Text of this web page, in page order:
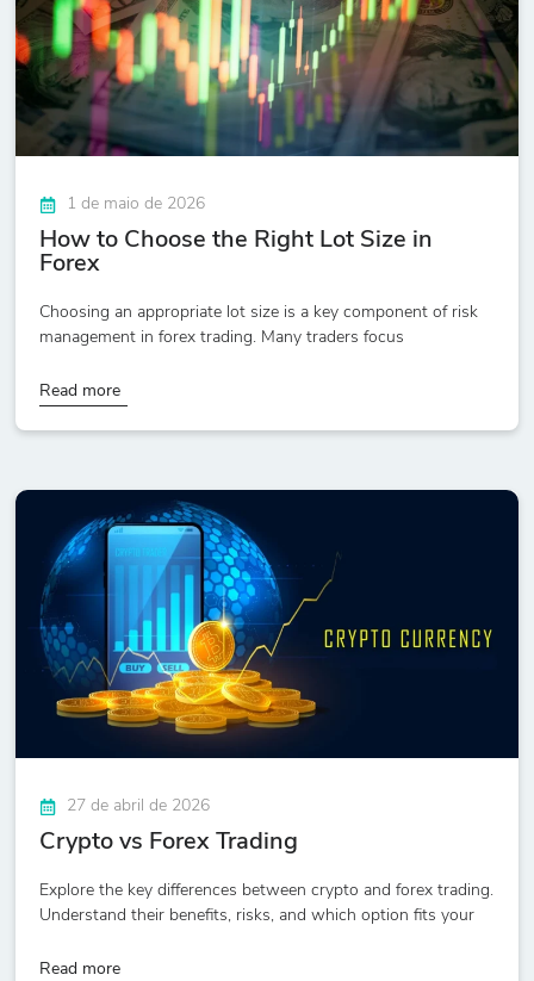
1 de maio de 2026
How to Choose the Right Lot Size in
Forex
Choosing an appropriate lot size is a key component of risk
management in forex trading. Many traders focus
Read more
27 de abril de 2026
Crypto vs Forex Trading
Explore the key differences between crypto and forex trading.
Understand their benefits, risks, and which option fits your
Read more